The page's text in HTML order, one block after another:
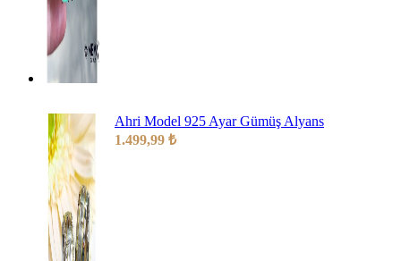
Ahri Model 925 Ayar Gümüş Alyans
1.499,99 ₺